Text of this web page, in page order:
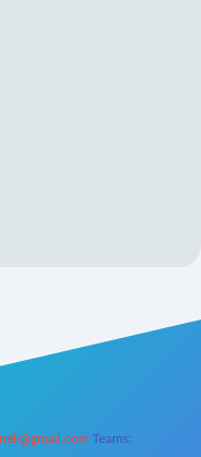
Teams: